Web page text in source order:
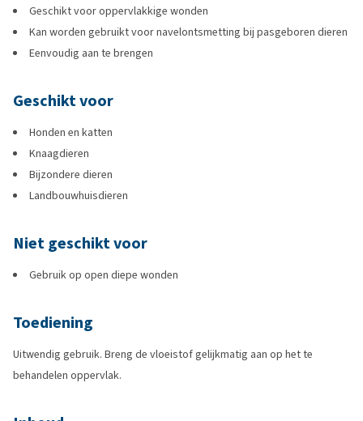
Geschikt voor oppervlakkige wonden
Kan worden gebruikt voor navelontsmetting bij pasgeboren dieren
Eenvoudig aan te brengen
Geschikt voor
Honden en katten
Knaagdieren
Bijzondere dieren
Landbouwhuisdieren
Niet geschikt voor
Gebruik op open diepe wonden
Toediening
Uitwendig gebruik. Breng de vloeistof gelijkmatig aan op het te
behandelen oppervlak.